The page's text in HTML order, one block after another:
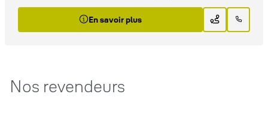
En savoir plus
Nos revendeurs